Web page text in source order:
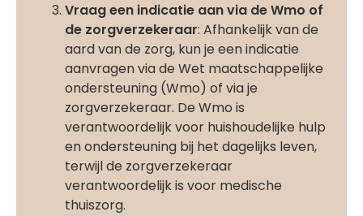
Vraag een indicatie aan via de Wmo of
de zorgverzekeraar: Afhankelijk van de
aard van de zorg, kun je een indicatie
aanvragen via de Wet maatschappelijke
ondersteuning (Wmo) of via je
zorgverzekeraar. De Wmo is
verantwoordelijk voor huishoudelijke hulp
en ondersteuning bij het dagelijks leven,
terwijl de zorgverzekeraar
verantwoordelijk is voor medische
thuiszorg.